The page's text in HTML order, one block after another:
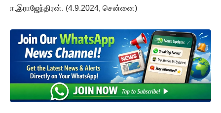
ஈ.இராஜேந்திரன். (4.9.2024, சென்னை)